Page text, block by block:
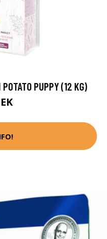
PUPPY (12 KG)